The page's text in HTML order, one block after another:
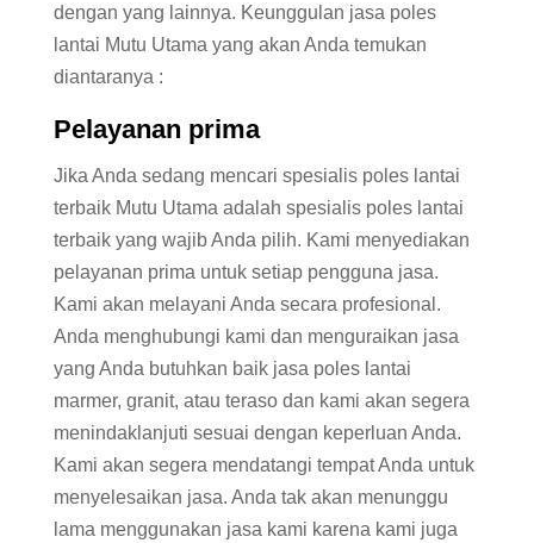
dengan yang lainnya. Keunggulan jasa poles
lantai Mutu Utama yang akan Anda temukan
diantaranya :
Pelayanan prima
Jika Anda sedang mencari spesialis poles lantai
terbaik Mutu Utama adalah spesialis poles lantai
terbaik yang wajib Anda pilih. Kami menyediakan
pelayanan prima untuk setiap pengguna jasa.
Kami akan melayani Anda secara profesional.
Anda menghubungi kami dan menguraikan jasa
yang Anda butuhkan baik jasa poles lantai
marmer, granit, atau teraso dan kami akan segera
menindaklanjuti sesuai dengan keperluan Anda.
Kami akan segera mendatangi tempat Anda untuk
menyelesaikan jasa. Anda tak akan menunggu
lama menggunakan jasa kami karena kami juga